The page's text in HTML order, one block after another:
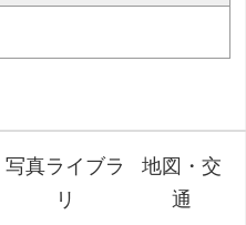
写真ライブラ
リ
地図・交
通